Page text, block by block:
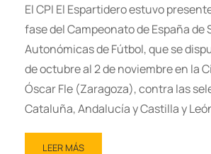
El CPI El Espartidero estuvo
fase del Campeonato de España de
Autonómicas de Fútbol, que se
de octubre al 2 de noviembre en la
Óscar Fle (Zaragoza), contra las
Cataluña, Andalucía y Castilla y
LEER MÁS